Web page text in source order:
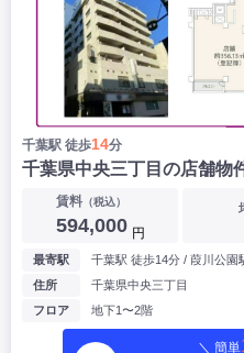
千葉駅 徒歩14分
千葉県中央三丁目の店舗物
賃料（税込）
594,000 円
最寄駅
千葉駅 徒歩14分 / 葭川公園
住所
千葉県中央三丁目
フロア
地下1〜2階
＼ 簡単